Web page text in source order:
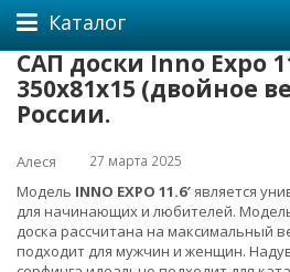
Каталог
САП доски Inno Expo
350x81x15 (двойное
России.
Алеся 27 марта 2025
Модель INNO EXPO 11.6′является
для начинающих и любителей.
доска рассчитана на максимальный
подходит для мужчин и женщин.